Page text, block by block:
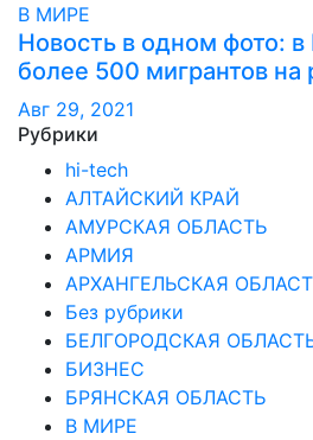
В МИРЕ
Новость в одном фото: в
более 500 мигрантов
Авг 29, 2021
Рубрики
hi-tech
АЛТАЙСКИЙ КРАЙ
АМУРСКАЯ ОБЛАСТЬ
АРМИЯ
АРХАНГЕЛЬСКАЯ
Без рубрики
БЕЛГОРОДСКАЯ
БИЗНЕС
БРЯНСКАЯ ОБЛАСТЬ
В МИРЕ